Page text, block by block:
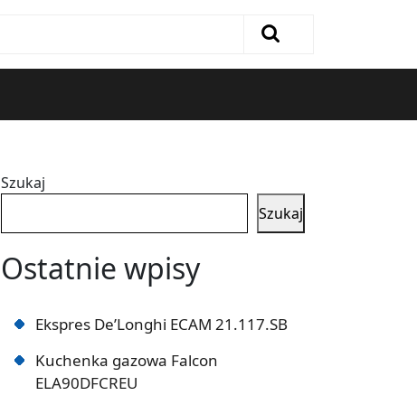
Szukaj
Szukaj
Ostatnie wpisy
Ekspres De’Longhi ECAM 21.117.SB
Kuchenka gazowa Falcon
ELA90DFCREU